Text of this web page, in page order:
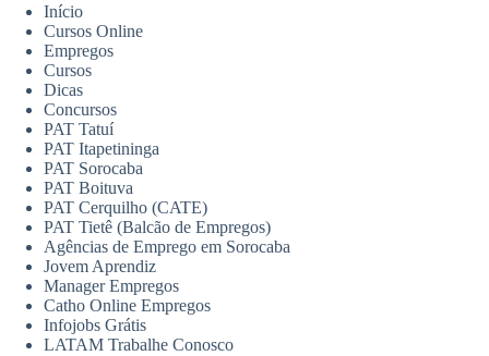
Início
Cursos Online
Empregos
Cursos
Dicas
Concursos
PAT Tatuí
PAT Itapetininga
PAT Sorocaba
PAT Boituva
PAT Cerquilho (CATE)
PAT Tietê (Balcão de Empregos)
Agências de Emprego em Sorocaba
Jovem Aprendiz
Manager Empregos
Catho Online Empregos
Infojobs Grátis
LATAM Trabalhe Conosco